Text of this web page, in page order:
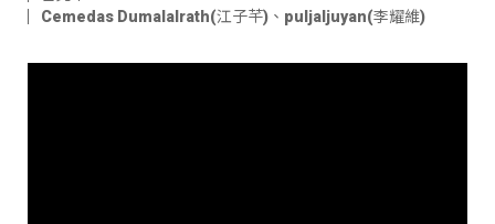
Cemedas Dumalalrath(江子芊) 、 puljaljuyan(李耀維)